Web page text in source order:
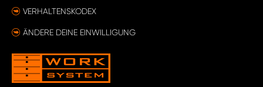
VERHALTENSKODEX
ÄNDERE DEINE EINWILLIGUNG